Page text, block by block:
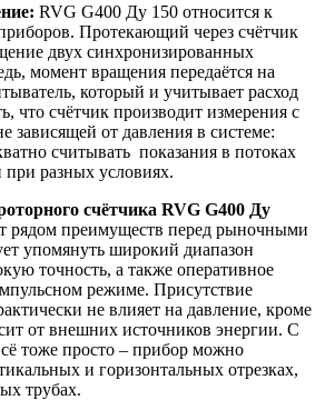
RVG G400 Ду 150 относится к
Протекающий через счётчик
двух синхронизированных
момент вращения передаётся на
который и учитывает расход
что счётчик производит измерения с
зависящей от давления в системе:
считывать показания в потоках
разных условиях.
счётчика RVG G400 Ду
рядом преимуществ перед рыночными
упомянуть широкий диапазон
точность, а также оперативное
режиме. Присутствие
не влияет на давление, кроме
от внешних источников энергии. С
тоже просто – прибор можно
и горизонтальных отрезках,
трубах.